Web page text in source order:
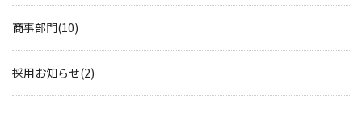
商事部門(10)
採用お知らせ(2)